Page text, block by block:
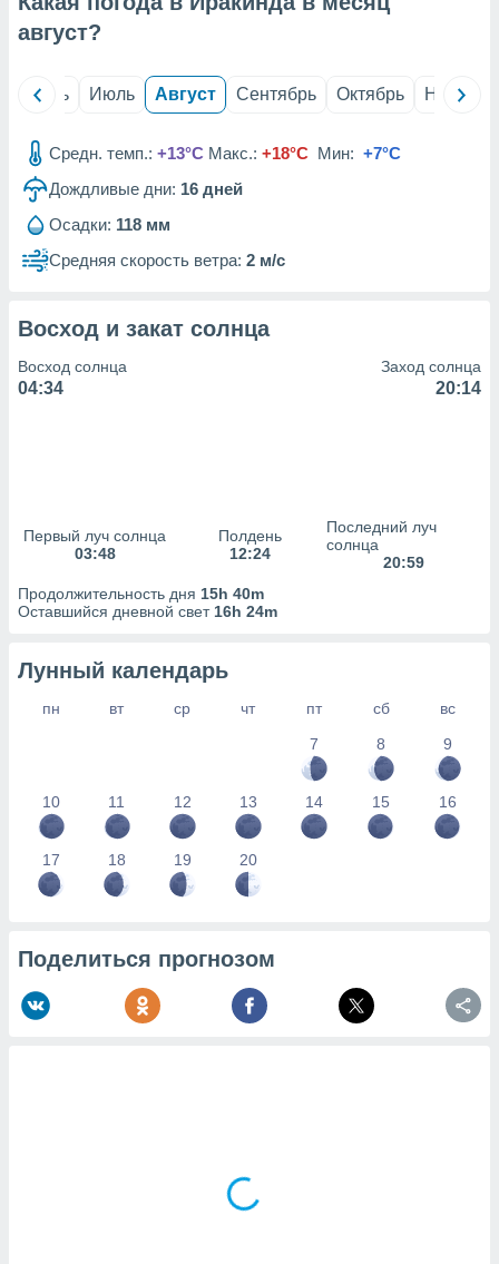
из
данных
наших 1199
август?
Июнь Июль Август Сентябрь Октябрь Ноябрь
Средн. темп.: +13°C Макс.: +18°C Мин: +7°C
Дождливые дни: 16 дней
Осадки: 118 мм
Средняя скорость ветра: 2 м/с
Восход и закат солнца
Восход солнца
04:34
Заход солнца
20:14
Первый луч солнца
03:48
Полдень
12:24
Последний луч
солнца
20:59
Продолжительность дня 15h 40m
Оставшийся дневной свет 16h 24m
Лунный календарь
пн вт ср чт пт сб
вс
7
8 9
10 11 12 13 14 15 16
17 18 19 20
Поделиться прогнозом